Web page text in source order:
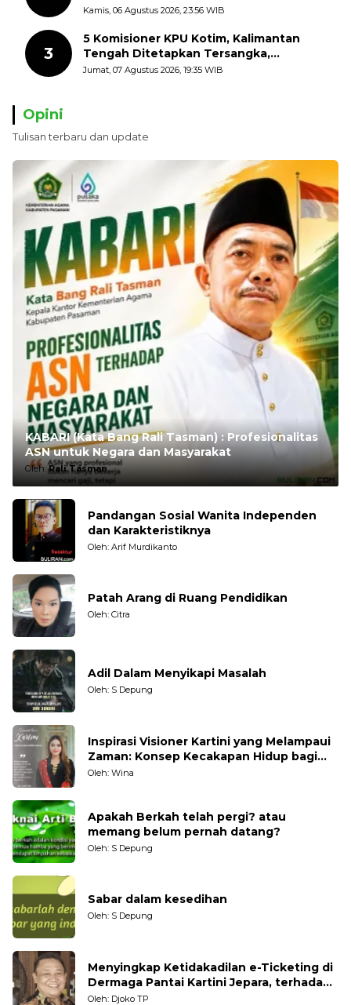
dengan Mengibarkan Bendera Merah
Kamis, 06 Agustus 2026, 23:56 WIB
3
5 Komisioner KPU Kotim, Kalimantan
Tengah Ditetapkan Tersangka,
Kerugian Negara ditaksir 10 Milyard
Jumat, 07 Agustus 2026, 19:35 WIB
Opini
Tulisan terbaru dan update
KABARI (Kata Bang Rali Tasman) : Profesionalitas
ASN untuk Negara dan Masyarakat
Oleh:Rali Tasman
Pandangan Sosial Wanita Independen
dan Karakteristiknya
Oleh: Arif Murdikanto
Patah Arang di Ruang Pendidikan
Oleh: Citra
Adil Dalam Menyikapi Masalah
Oleh: S Depung
Inspirasi Visioner Kartini yang Melampaui
Zaman: Konsep Kecakapan Hidup bagi
Generasi Muda
Oleh: Wina
Apakah Berkah telah pergi? atau
memang belum pernah datang?
Oleh: S Depung
Sabar dalam kesedihan
Oleh: S Depung
Menyingkap Ketidakadilan e-Ticketing di
Dermaga Pantai Kartini Jepara, terhadap
Nelayan Tradisional
Oleh: Djoko TP